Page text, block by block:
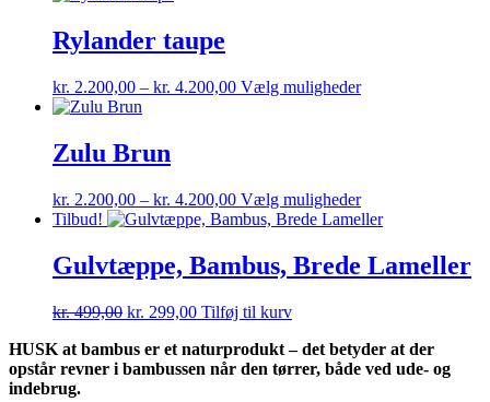
kan
Rylander taupe
kr. 2.200,00 – kr. 4.200,00Prisinterval:
Vælg mulighederDette
kan
vælges
varesiden
Zulu Brun
kr. 2.200,00 – kr. 4.200,00Prisinterval:
kr. 2.200,00
kr. 4.200,00
Vælg mulighederDette
vare
flere
varianter.
på
varesiden
Tilbud!
Gulvtæppe, Bambus, Brede Lameller
kr.499,00 Den
pris
var:
kr. 299,00Den
pris
er:
Tilføj til kurv
HUSK at bambus er et naturprodukt – det betyder at der
opstår revner i bambussen når den tørrer, både ved ude- og
indebrug.